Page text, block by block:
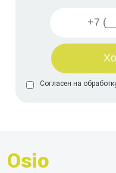
Согласен на
Osio